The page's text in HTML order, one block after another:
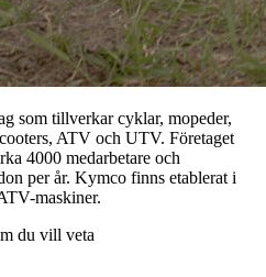
som tillverkar cyklar, mopeder,
ATV och UTV. Företaget
4000 medarbetare och
per år. Kymco finns etablerat i
maskiner.
du vill veta